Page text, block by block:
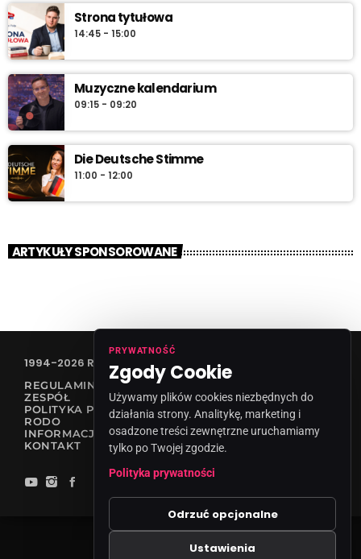
Strona tytułowa
14:45 - 15:00
Muzyczne kalendarium
09:15 - 09:20
Die Deutsche Stimme
11:00 - 12:00
ARTYKUŁY SPONSOROWANE
1994-2026 RADIO VANESSA SPÓŁKA Z O.O
REGULAMIN KONKURSÓW
ZESPÓŁ
POLITYKA PRYWATNOŚCI
RODO
INFORMACJA O NADAWCY
KONTAKT
PRYWATNOŚĆ
Zgody Cookie
Używamy plików cookies niezbędnych do
działania strony. Analitykę, marketing i
osadzone treści zewnętrzne uruchamiamy
tylko po Twojej zgodzie.
Polityka prywatności
Odrzuć opcjonalne
Ustawienia
Zgody cookies